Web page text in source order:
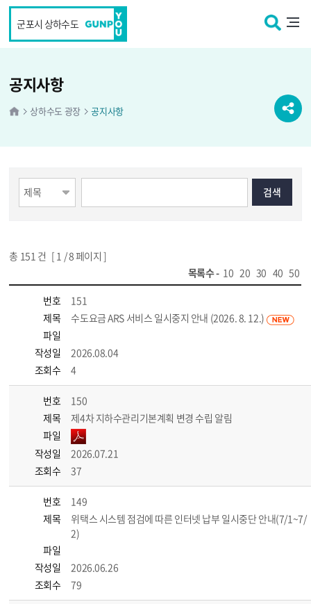
군포시 상하수도
상하수도 광장 공지사항
공지사항
총 151 건 [ 1 / 8 페이지 ]
목록수 - 10 20 30 40 50
번호
151
제목
수도요금 ARS 서비스 일시중지 안내 (2026. 8. 12.)
파일
작성일
2026.08.04
조회수
4
번호
150
제목
제4차 지하수관리기본계획 변경 수립 알림
파일
작성일
2026.07.21
조회수
37
번호
149
제목
위택스 시스템 점검에 따른 인터넷 납부 일시중단 안내(7/1~7/
2)
파일
작성일
2026.06.26
조회수
79